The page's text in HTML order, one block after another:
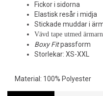
Fickor i sidorna
Elastisk resår i midja
Stickade muddar i
Vävd tape utmed
Boxy Fitpassform
Storlekar: XS-XXL
Material: 100% Polyester